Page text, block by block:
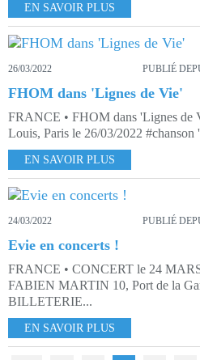
EN SAVOIR PLUS
26/03/2022 PUBLIÉ
FHOM dans 'Lignes de Vie'
FRANCE • FHOM dans 'Lignes de
Louis, Paris le 26/03/2022 #chanson
EN SAVOIR PLUS
24/03/2022 PUBLIÉ
Evie en concerts !
FRANCE • CONCERT le 24
FABIEN MARTIN 10, Port de la
BILLETERIE...
EN SAVOIR PLUS